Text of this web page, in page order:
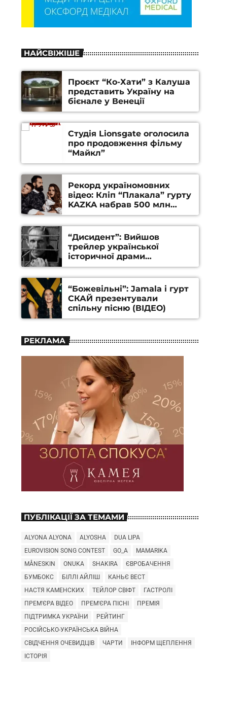
НАЙСВІЖІШЕ
Проєкт “Ко-Хати” з Калуша
представить Україну на
бієнале у Венеції
Студія Lionsgate оголосила
про продовження фільму
“Майкл”
Рекорд україномовних
відео: Кліп “Плакала” гурту
KAZKA набрав 500 млн
переглядів на YouTube
“Дисидент”: Вийшов
трейлер української
історичної драми
Станіслава Гуренка та
Андрія Алфьорова (ВІДЕО)
“Божевільні”: Jamala і гурт
СКАЙ презентували
спільну пісню (ВІДЕО)
РЕКЛАМА
ПУБЛІКАЦІЇ ЗА ТЕМАМИ
ALYONA ALYONA ALYOSHA
DUA LIPA
EUROVISION SONG CONTEST
GO_A
MAMARIKA
MÅNESKIN
ONUKA SHAKIRA
ЄВРОБАЧЕННЯ
БУМБОКС
БІЛЛІ АЙЛІШ
КАНЬЄ ВЕСТ
НАСТЯ КАМЕНСКИХ
ТЕЙЛОР СВІФТ
ГАСТРОЛІ
ПРЕМ'ЄРА ВІДЕО
ПРЕМ'ЄРА ПІСНІ
ПРЕМІЯ
ПІДТРИМКА УКРАЇНИ
РЕЙТИНГ
РОСІЙСЬКО-УКРАЇНСЬКА ВІЙНА
СВІДЧЕННЯ ОЧЕВИДЦІВ
ЧАРТИ
ІНФОРМ ЩЕПЛЕННЯ
ІСТОРІЯ